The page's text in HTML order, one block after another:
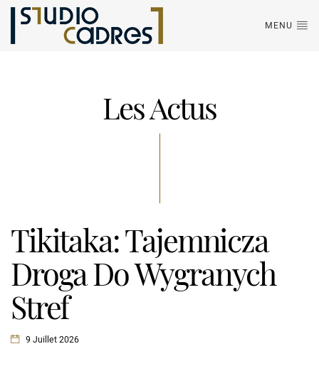
MENU
Les Actus
Tikitaka: Tajemnicza
Droga Do Wygranych
Stref
9 Juillet 2026